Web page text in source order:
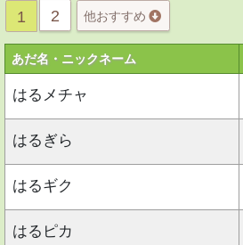
1 2 他おすすめ
あだ名・ニックネーム
はるメチャ
はるぎら
はるギク
はるピカ